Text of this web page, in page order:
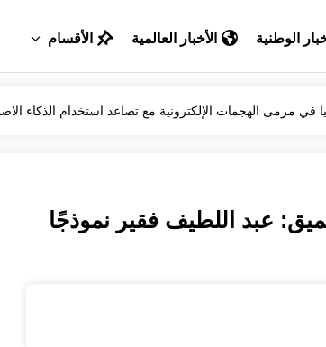
الوطنية الأخبار العالمية الأقسام
يكشف أسرارًا لتعزيز أداء هاتفك والحفاظ عليه
الأمطار تُحيي آمال الفلاحين وتنعش الزراعات بحوض اللوكوس
في مرمى الهجمات الإلكترونية مع تصاعد استخدام الذكاء
عبد اللطيف فقير نموذجًا